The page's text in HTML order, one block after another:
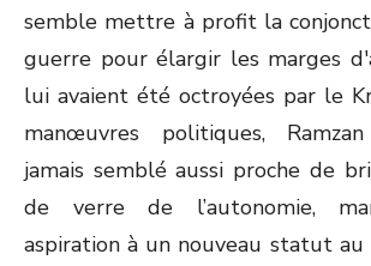
semble mettre à profit la
guerre pour élargir les marges
lui avaient été octroyées par le
manœuvres politiques,
jamais semblé aussi proche de
de verre de l’autonomie,
aspiration à un nouveau statut au